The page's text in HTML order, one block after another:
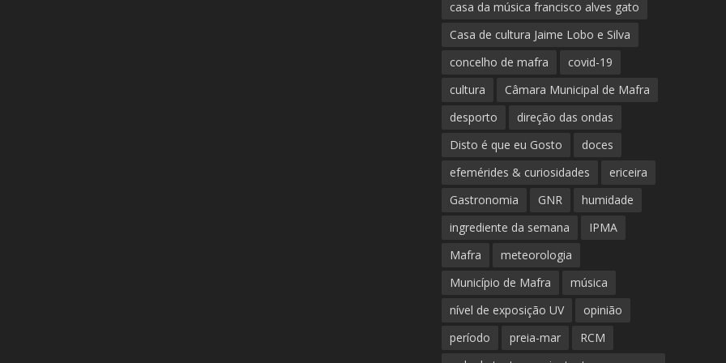
casa da música francisco alves gato
Casa de cultura Jaime Lobo e Silva
concelho de mafra
covid-19
cultura
Câmara Municipal de Mafra
desporto
direção das ondas
Disto é que eu Gosto
doces
efemérides & curiosidades
ericeira
Gastronomia
GNR
humidade
ingrediente da semana
IPMA
Mafra
meteorologia
Município de Mafra
música
nível de exposição UV
opinião
período
preia-mar
RCM